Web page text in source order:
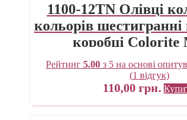
1100-12TN Олівці
кольорів шестигранні
коробці Colorite
Рейтинг 5.00 з 5 на основі
(1 відгук)
110,00 грн.